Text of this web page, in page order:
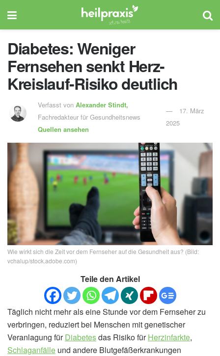
Diabetes: Weniger
Fernsehen senkt Herz-
Kreislauf-Risiko deutlich
Verfasst vonAlexander Stindt,
Fachredakteur für Gesundheitsnews
Quellen ansehen
17. März
2025
Wie wirkt sich die Zeit vor dem Fernseher auf die Gesundheit aus? (Bild:
vchalup/stock.adobe.com)
Teile den Artikel
Täglich nicht mehr als eine Stunde vor dem Fernseher zu
verbringen, reduziert bei Menschen mit genetischer
Veranlagung fürDiabetesdas Risiko fürHerzinfarkte,
Schlaganfälle und andere Blutgefäßerkrankungen